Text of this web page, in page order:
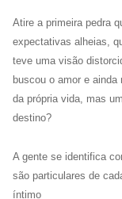
Atire a primeira pedra
expectativas alheias,
teve uma visão
buscou o amor e
da própria vida, mas
destino?
A gente se identifica
são particulares de
íntimo